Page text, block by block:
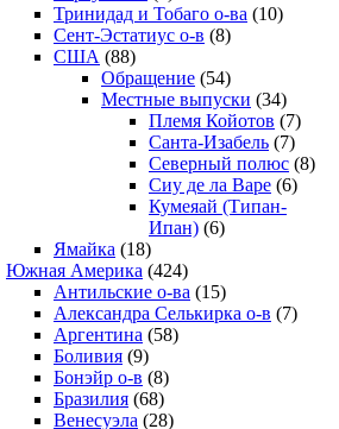
Тринидад и Тобаго о-ва (10)
Сент-Эстатиус о-в (8)
США (88)
Обращение (54)
Местные выпуски (34)
Племя Койотов (7)
Санта-Изабель (7)
Северный полюс (8)
Сиу де ла Варе (6)
Кумеяай (Типан-
Ипан) (6)
Ямайка (18)
Южная Америка (424)
Антильские о-ва (15)
Александра Селькирка о-в (7)
Аргентина (58)
Боливия (9)
Бонэйр о-в (8)
Бразилия (68)
Венесуэла (28)